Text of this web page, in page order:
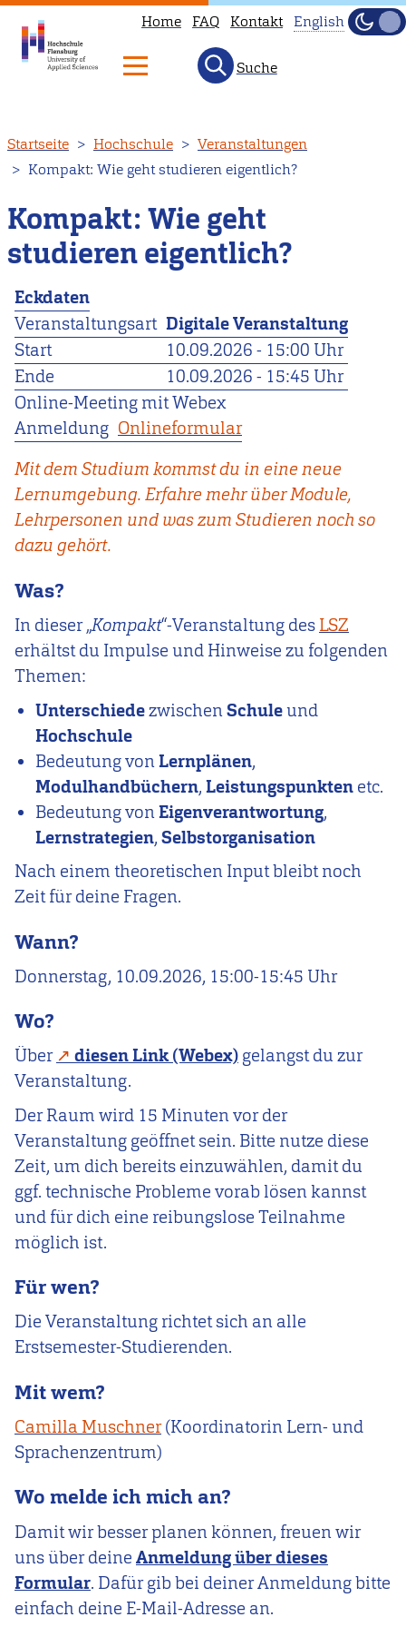
zum
Inhalt
Home FAQ Kontakt
English
main
page
English
Hell
Suche
Startseite Hochschule
Veranstaltungen
Kompakt: Wie geht studieren eigentlich?
Kompakt: Wie geht
studieren eigentlich?
Eckdaten
Veranstaltungsart Digitale Veranstaltung
Start
10.09.2026 - 15:00 Uhr
Ende
10.09.2026 - 15:45 Uhr
Online-Meeting mit Webex
Anmeldung Onlineformular
Mit dem Studium kommst du in eine neue
Lernumgebung. Erfahre mehr über Module,
Lehrpersonen und was zum Studieren noch so
dazu gehört.
Was?
In dieser „Kompakt“-Veranstaltung des LSZ
erhältst du Impulse und Hinweise zu folgenden
Themen:
UnterschiedezwischenSchuleund
Hochschule
Bedeutung vonLernplänen,
Modulhandbüchern,Leistungspunkten etc.
Bedeutung vonEigenverantwortung,
Lernstrategien,Selbstorganisation
Nach einem theoretischen Input bleibt noch
Zeit für deine Fragen.
Wann?
Donnerstag, 10.09.2026, 15:00-15:45 Uhr
Wo?
Über diesen Link (Webex) gelangst du zur
Veranstaltung.
Der Raum wird 15 Minuten vor der
Veranstaltung geöffnet sein. Bitte nutze diese
Zeit, um dich bereits einzuwählen, damit du
ggf. technische Probleme vorab lösen kannst
und für dich eine reibungslose Teilnahme
möglich ist.
Für wen?
Die Veranstaltung richtet sich an alle
Erstsemester-Studierenden.
Mit wem?
Camilla Muschner (Koordinatorin Lern- und
Sprachenzentrum)
Wo melde ich mich an?
Damit wir besser planen können, freuen wir
uns über deine Anmeldung über dieses
Formular. Dafür gib bei deiner Anmeldung bitte
einfach deine E-Mail-Adresse an.